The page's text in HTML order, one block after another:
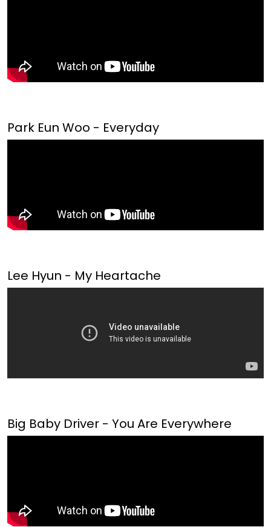
Park Eun Woo - Everyday
Lee Hyun - My Heartache
Big Baby Driver - You Are Everywhere